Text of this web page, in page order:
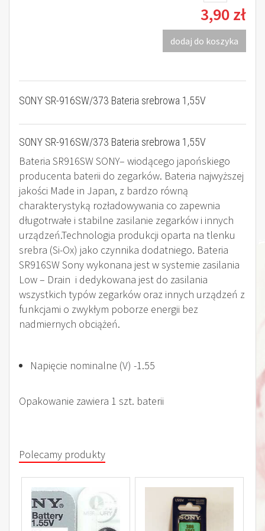
3,90 zł
dodaj do koszyka
SONY SR-916SW/373 Bateria srebrowa 1,55V
SONY SR-916SW/373 Bateria srebrowa 1,55V
Bateria SR916SW SONY– wiodącego japońskiego
producenta baterii do zegarków. Bateria najwyższej
jakości Made in Japan, z bardzo równą
charakterystyką rozładowywania co zapewnia
długotrwałe i stabilne zasilanie zegarków i innych
urządzeń.Technologia produkcji oparta na tlenku
srebra (Si-Ox) jako czynnika dodatniego. Bateria
SR916SW Sony wykonana jest w systemie zasilania
Low – Drain i dedykowana jest do zasilania
wszystkich typów zegarków oraz innych urządzeń z
funkcjami o zwykłym poborze energii bez
nadmiernych obciążeń.
Napięcie nominalne (V) -1.55
Opakowanie zawiera 1 szt. baterii
Polecamy produkty